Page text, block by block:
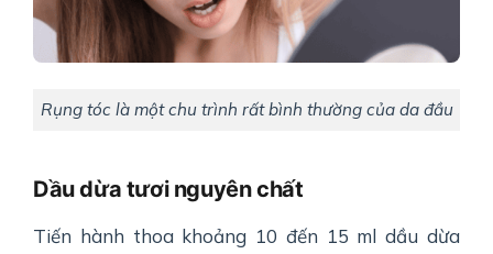
Rụng tóc là một chu trình rất bình thường của da đầu
Dầu dừa tươi nguyên chất
Tiến hành thoa khoảng 10 đến 15 ml dầu dừa